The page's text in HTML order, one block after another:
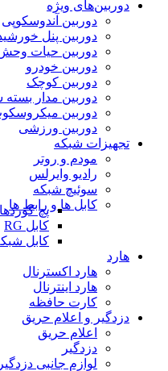
دوربین‌های ویژه
دوربین آندوسکوپی
دوربین پنل
دوربین حیات
دوربین خودرو
دوربین کوچک
دوربین مدار
دوربین
دوربین ورزشی
تجهیزات شبکه
مودم و روتر
رادیو وایرلس
سوئیچ شبکه
کابل ها و رابط ها
پچ کوردها
کابل RG
کابل
هارد
هارد اکسترنال
هارد اینترنال
کارت حافظه
دزدگیر و اعلام حریق
اعلام حریق
دزدگیر
لوازم جانبی دزدگیر